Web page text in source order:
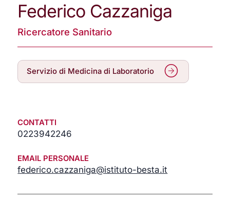
Federico Cazzaniga
Ricercatore Sanitario
Servizio di Medicina di Laboratorio
CONTATTI
0223942246
EMAIL PERSONALE
federico.cazzaniga@istituto-besta.it